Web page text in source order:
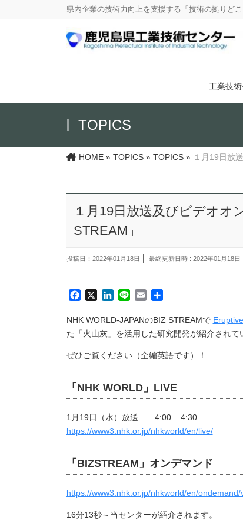
県内企業の技術力向上を支援する「技術の拠りど
工業技
TOPICS
HOME» TOPICS» TOPICS» １月19日放
１月19日放送及びビデオオ
STREAM」
投稿日：2022年01月18日 最終更新日時 : 2022年01月18日
FacebookLinkedIn
Line Email
NHK WORLD-JAPANのBIZ STREAMで
た「火山灰」を活用した研究開発が紹介されて
ぜひご覧ください（全編英語です）！
「NHK WORLD」LIVE
1月19日（水）放送 4:00 – 4:30
https://www3.nhk.or.jp/nhkworld/en/live/
「BIZSTREAM」オンデマンド
https://www3.nhk.or.jp/nhkworld/en/
16分13秒～当センターが紹介されます。